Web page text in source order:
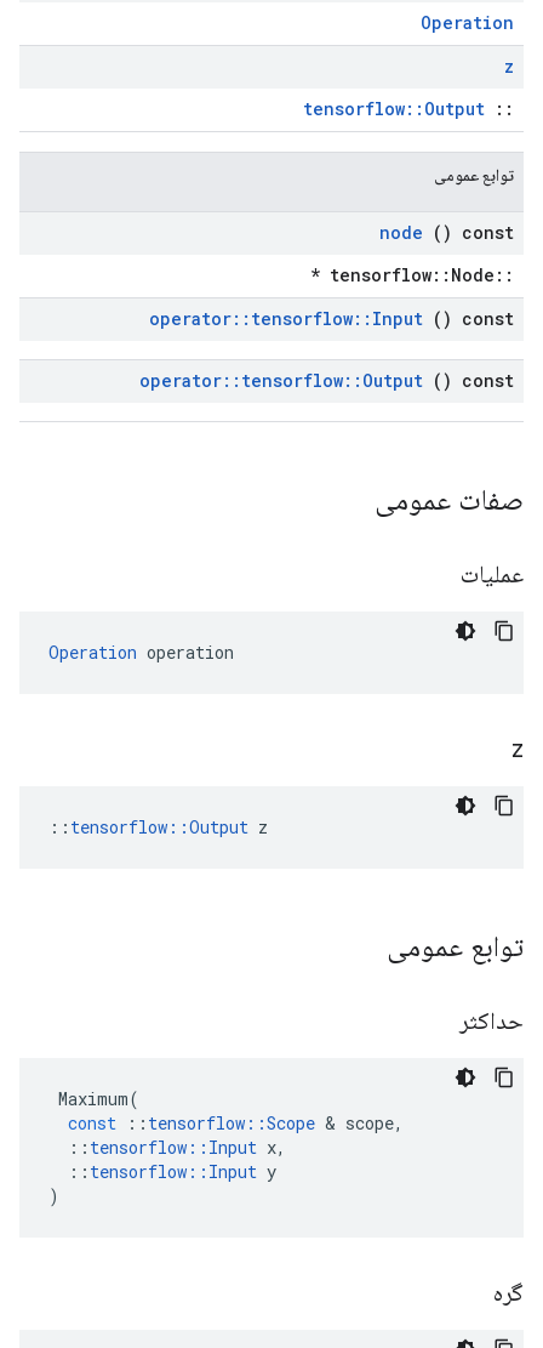
Operation
z
::
tensorflow::Output
توابع عمومی
node () const
::tensorflow::Node *
operator:: tensorflow:: Input () const
operator:: tensorflow:: Output () const
صفات عمومی
عملیات
Operation operation
z
:: tensorflow::Output z
توابع عمومی
حداکثر
Maximum(
const
:: tensorflow ::Scope & scope,
:: tensorflow :: Input x,
:: tensorflow :: Input y
)
گره